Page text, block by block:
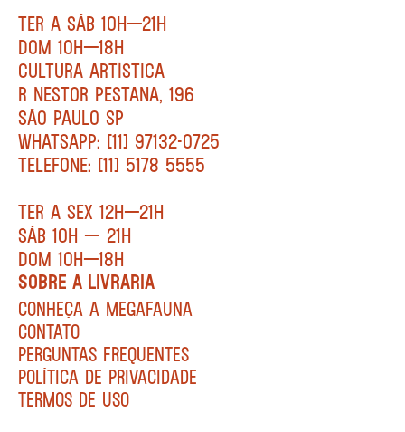
TER A SÁB 10H—21H
DOM 10H—18H
CULTURA ARTÍSTICA
R NESTOR PESTANA, 196
SÃO PAULO SP
WHATSAPP: [11] 97132-0725
TELEFONE: [11] 5178 5555
TER A SEX 12H—21H
SÁB 10H — 21H
DOM 10H—18H
SOBRE A LIVRARIA
CONHEÇA A MEGAFAUNA
CONTATO
PERGUNTAS FREQUENTES
POLÍTICA DE PRIVACIDADE
TERMOS DE USO